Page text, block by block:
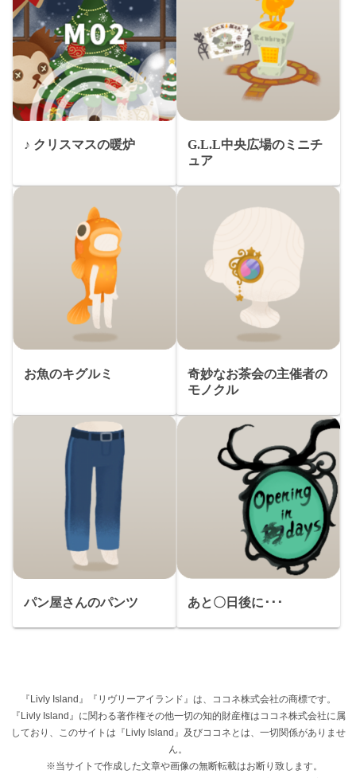
♪ クリスマスの暖炉
G.L.L中央広場のミニチ
ュア
お魚のキグルミ
奇妙なお茶会の主催者の
モノクル
パン屋さんのパンツ あと〇日後に･･･
『Livly Island』『リヴリーアイランド』は、ココネ株式会社の商標です。
『Livly Island』に関わる著作権その他一切の知的財産権はココネ株式会社に属
しており、このサイトは『Livly Island』及びココネとは、一切関係がありませ
ん。
※当サイトで作成した文章や画像の無断転載はお断り致します。